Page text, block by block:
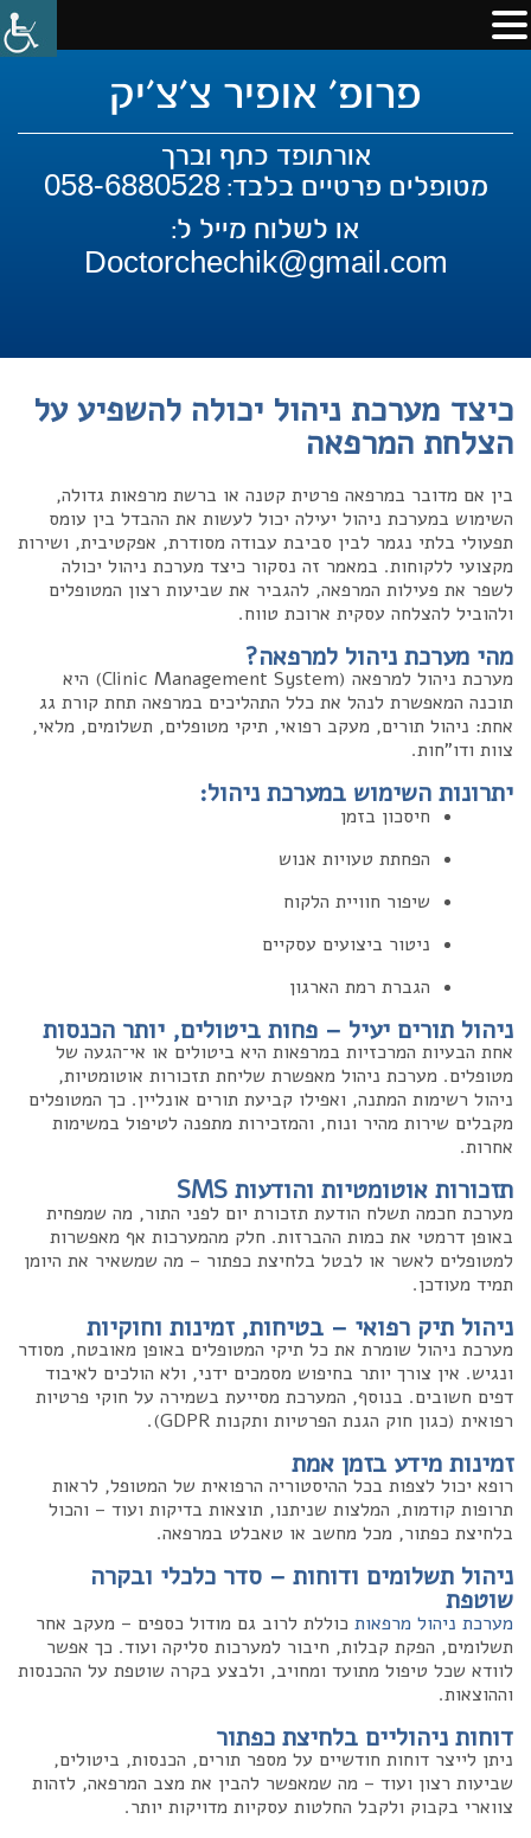
פרופ' אופיר צ'צ'יק
אורתופד כתף וברך
מטופלים פרטיים בלבד: 058-6880528
או לשלוח מייל ל:
Doctorchechik@gmail.com
כיצד מערכת ניהול יכולה להשפיע על
הצלחת המרפאה
בין אם מדובר במרפאה פרטית קטנה או ברשת מרפאות גדולה,
השימוש במערכת ניהול יעילה יכול לעשות את ההבדל בין עומס
תפעולי בלתי נגמר לבין סביבת עבודה מסודרת, אפקטיבית, ושירות
מקצועי ללקוחות. במאמר זה נסקור כיצד מערכת ניהול יכולה
לשפר את פעילות המרפאה, להגביר את שביעות רצון המטופלים
ולהוביל להצלחה עסקית ארוכת טווח.
מהי מערכת ניהול למרפאה?
מערכת ניהול למרפאה (Clinic Management System) היא
תוכנה המאפשרת לנהל את כלל התהליכים במרפאה תחת קורת גג
אחת: ניהול תורים, מעקב רפואי, תיקי מטופלים, תשלומים, מלאי,
צוות ודו"חות.
יתרונות השימוש במערכת ניהול:
חיסכון בזמן
הפחתת טעויות אנוש
שיפור חוויית הלקוח
ניטור ביצועים עסקיים
הגברת רמת הארגון
ניהול תורים יעיל – פחות ביטולים, יותר הכנסות
אחת הבעיות המרכזיות במרפאות היא ביטולים או אי־הגעה של
מטופלים. מערכת ניהול מאפשרת שליחת תזכורות אוטומטיות,
ניהול רשימות המתנה, ואפילו קביעת תורים אונליין. כך המטופלים
מקבלים שירות מהיר ונוח, והמזכירות מתפנה לטיפול במשימות
אחרות.
תזכורות אוטומטיות והודעות SMS
מערכת חכמה תשלח הודעת תזכורת יום לפני התור, מה שמפחית
באופן דרמטי את כמות ההברזות. חלק מהמערכות אף מאפשרות
למטופלים לאשר או לבטל בלחיצת כפתור – מה שמשאיר את היומן
תמיד מעודכן.
ניהול תיק רפואי – בטיחות, זמינות וחוקיות
מערכת ניהול שומרת את כל תיקי המטופלים באופן מאובטח, מסודר
ונגיש. אין צורך יותר בחיפוש מסמכים ידני, ולא הולכים לאיבוד
דפים חשובים. בנוסף, המערכת מסייעת בשמירה על חוקי פרטיות
רפואית (כגון חוק הגנת הפרטיות ותקנות GDPR).
זמינות מידע בזמן אמת
רופא יכול לצפות בכל ההיסטוריה הרפואית של המטופל, לראות
תרופות קודמות, המלצות שניתנו, תוצאות בדיקות ועוד – והכול
בלחיצת כפתור, מכל מחשב או טאבלט במרפאה.
ניהול תשלומים ודוחות – סדר כלכלי ובקרה
שוטפת
מערכת ניהול מרפאות כוללת לרוב גם מודול כספים – מעקב אחר
תשלומים, הפקת קבלות, חיבור למערכות סליקה ועוד. כך אפשר
לוודא שכל טיפול מתועד ומחויב, ולבצע בקרה שוטפת על ההכנסות
וההוצאות.
דוחות ניהוליים בלחיצת כפתור
ניתן לייצר דוחות חודשיים על מספר תורים, הכנסות, ביטולים,
שביעות רצון ועוד – מה שמאפשר להבין את מצב המרפאה, לזהות
צווארי בקבוק ולקבל החלטות עסקיות מדויקות יותר.